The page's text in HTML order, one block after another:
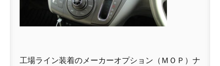
工場ライン装着のメーカーオプション（ＭＯＰ）ナ